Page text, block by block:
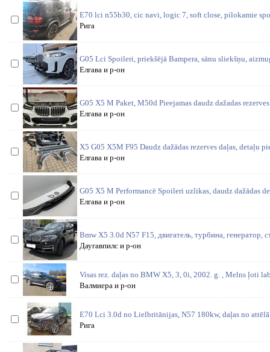
E70 lci n55b30, cic navi, logic 7, soft close, pilokamie
Рига
G05 Lci Spoileri, priekšējā Bampera, sānu sliekšņu,
Елгава и р-он
G05 X5 M Paket, M50d Pieejamas daudz dažadas
Елгава и р-он
X5 G05 X5M F95 Daudz dažādas rezerves daļas, detaļu
Елгава и р-он
G05 X5 M Performancē Spoileri uzlikas, daudz dažādas
Елгава и р-он
Bmw X5 3.0d N57 F15, двигатель, турбина, генератор,
Даугавпилс и р-он
Visas rez. daļas no BMW X5, 3, 0i, 2002. g. , Melns ļoti
Валмиера и р-он
E70 Lci 3.0d no Lielbritānijas, N57 180kw, daļas no attēlā
Рига